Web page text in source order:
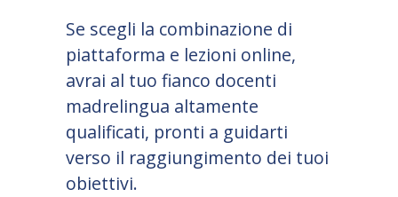
Se scegli la combinazione di
piattaforma e lezioni online,
avrai al tuo fianco docenti
madrelingua altamente
qualificati, pronti a guidarti
verso il raggiungimento dei tuoi
obiettivi.